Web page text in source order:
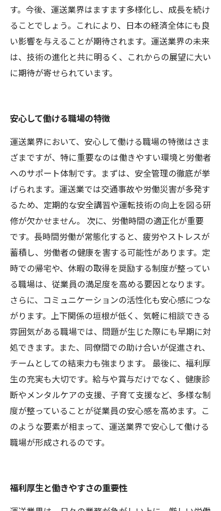
す。今後、運送業界はますます多様化し、成長を続け
ることでしょう。これにより、日本の経済全体にも良
い影響を与えることが期待されます。運送業界の未来
は、技術の進化と共に明るく、これからの展望に大い
に期待が寄せられています。
安心して働ける職場の特徴
運送業界において、安心して働ける職場の特徴はさま
ざまですが、特に重要なのは働きやすい環境と労働者
へのサポート体制です。まずは、安全管理の徹底が挙
げられます。運送業では交通事故や労働災害が多発す
るため、定期的な安全講習や運転技術の向上を図る研
修が欠かせません。 次に、労働時間の適正化が重要
です。長時間労働が常態化すると、疲労やストレスが
蓄積し、労働者の健康を害する可能性があります。定
時での帰宅や、休暇の取得を奨励する制度が整ってい
る職場は、従業員の満足度を高める要因となります。
さらに、コミュニケーションの活性化も安心感につな
がります。上下関係の垣根が低く、気軽に相談できる
雰囲気がある職場では、問題が生じた際にも早期に対
処できます。また、同僚間での助け合いが促進され、
チームとしての結束力も強まります。 最後に、福利厚
生の充実も大切です。給与や賞与だけでなく、健康診
断やメンタルケアの支援、子育て支援など、多様な制
度が整っていることが従業員の安心感を高めます。こ
のような要素が相まって、運送業界で安心して働ける
職場が形成されるのです。
福利厚生と働きやすさの重要性